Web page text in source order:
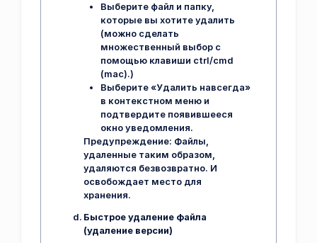
Выберите файл и папку,
которые вы хотите удалить
(можно сделать
множественный выбор с
помощью клавиши ctrl/cmd
(mac).)
Выберите «Удалить навсегда»
в контекстном меню и
подтвердите появившееся
окно уведомления.
Предупреждение: Файлы,
удаленные таким образом,
удаляются безвозвратно. И
освобождает место для
хранения.
Быстрое удаление файла
(удаление версии)